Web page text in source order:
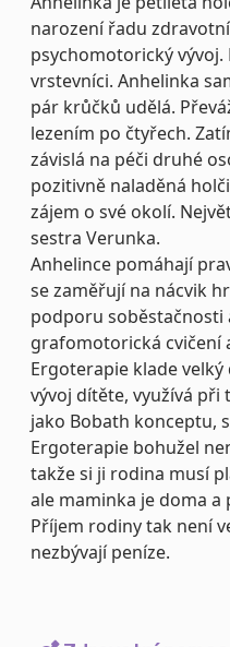
narození řadu
psychomotorický vývoj.
vrstevníci. Anhelinka
pár krůčků udělá.
lezením po čtyřech.
závislá na péči druhé
pozitivně naladěná
zájem o své okolí.
sestra Verunka.
Anhelince pomáhají
se zaměřují na nácvik
podporu soběstačnosti
grafomotorická cvičení
Ergoterapie klade
vývoj dítěte, využívá
jako Bobath konceptu,
Ergoterapie bohužel
takže si ji rodina musí
ale maminka je doma a
Příjem rodiny tak není
nezbývají peníze.